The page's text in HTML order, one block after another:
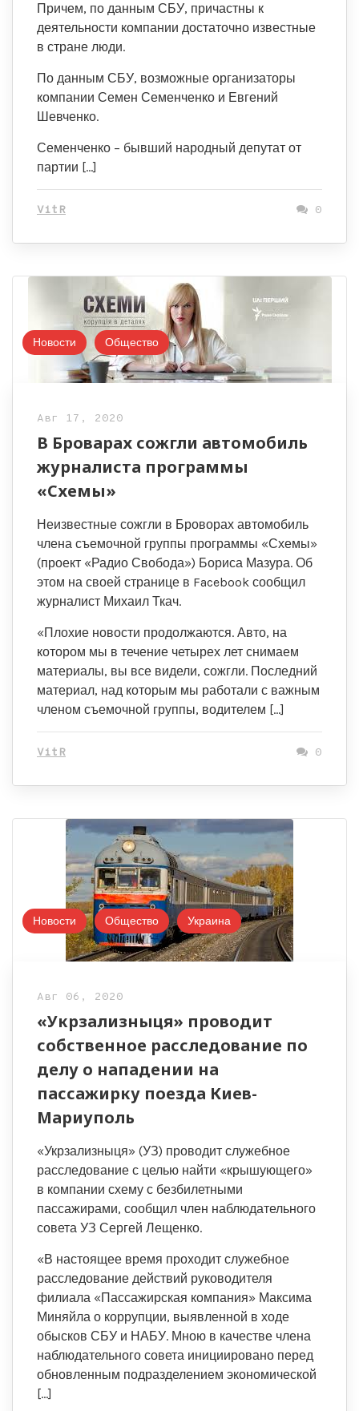
Причем, по данным СБУ, причастны к
деятельности компании достаточно известные
в стране люди.
По данным СБУ, возможные организаторы
компании Семен Семенченко и Евгений
Шевченко.
Семенченко – бывший народный депутат от
партии […]
VitR 0
Новости Общество
Авг 17, 2020
В Броварах сожгли автомобиль
журналиста программы
«Схемы»
Неизвестные сожгли в Броворах автомобиль
члена съемочной группы программы «Схемы»
(проект «Радио Свобода») Бориса Мазура. Об
этом на своей странице в Facebook сообщил
журналист Михаил Ткач.
«Плохие новости продолжаются. Авто, на
котором мы в течение четырех лет снимаем
материалы, вы все видели, сожгли. Последний
материал, над которым мы работали с важным
членом съемочной группы, водителем […]
VitR 0
Новости Общество Украина
Авг 06, 2020
«Укрзализныця» проводит
собственное расследование по
делу о нападении на
пассажирку поезда Киев-
Мариуполь
«Укрзализныця» (УЗ) проводит служебное
расследование с целью найти «крышующего»
в компании схему с безбилетными
пассажирами, сообщил член наблюдательного
совета УЗ Сергей Лещенко.
«В настоящее время проходит служебное
расследование действий руководителя
филиала «Пассажирская компания» Максима
Миняйла о коррупции, выявленной в ходе
обысков СБУ и НАБУ. Мною в качестве члена
наблюдательного совета инициировано перед
обновленным подразделением экономической
[…]